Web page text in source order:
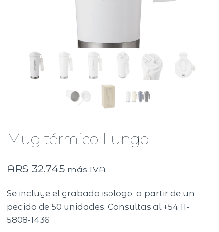
Mug térmico Lungo
ARS 32.745 más IVA
Se incluye el grabado isologo a partir de un
pedido de 50 unidades. Consultas al +54 11-
5808-1436